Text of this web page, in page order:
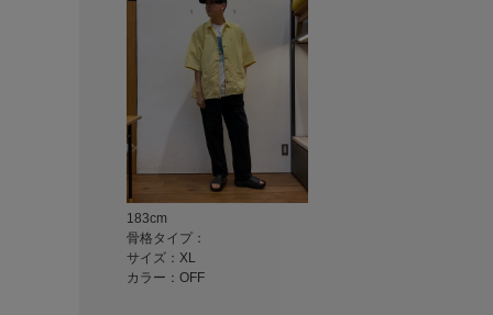
183cm
骨格タイプ：
サイズ：XL
カラー：OFF